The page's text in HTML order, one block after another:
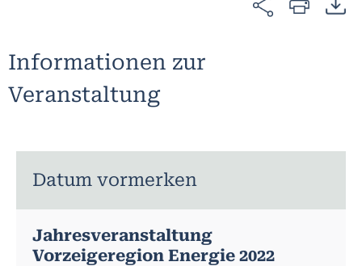
Informationen zur
Veranstaltung
Datum vormerken
Jahresveranstaltung
Vorzeigeregion Energie 2022